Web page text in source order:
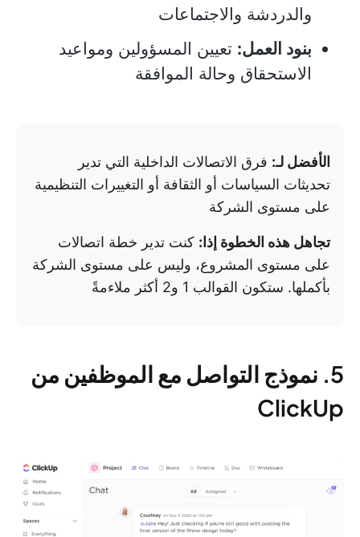
والدردشة والاجتماعات
بنود العمل: تعيين المسؤولين ومواعيد
الاستحقاق وحالة الموافقة
الأفضل لـ: فرق الاتصالات الداخلية التي تدير
تحديثات السياسات أو الثقافة أو التغييرات التنظيمية
على مستوى الشركة
تجاهل هذه الخطوة إذا: كنت تدير خطة اتصالات
على مستوى المشروع، وليس على مستوى الشركة
بأكملها. ستكون القوالب 1 و2 أكثر ملاءمةً
5. نموذج التواصل مع الموظفين من
ClickUp